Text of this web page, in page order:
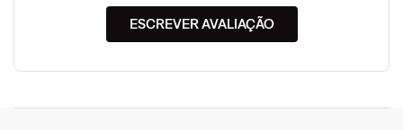
ESCREVER AVALIAÇÃO